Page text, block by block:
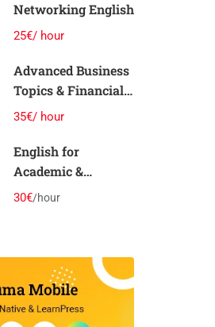
Networking English
25€/ hour
Advanced Business
Topics & Financial
Communication
35€/ hour
English for
Academic &
Professional
30€/hour